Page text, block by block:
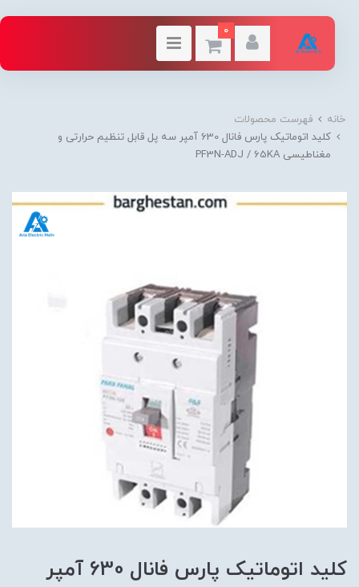
0
خانه
فهرست محصولات
کلید اتوماتیک پارس فانال 630 آمپر سه پل قابل تنظیم حرارتی و
مغناطیسی PF3N-ADJ / 65KA
کلید اتوماتیک پارس فانال 630 آمپر